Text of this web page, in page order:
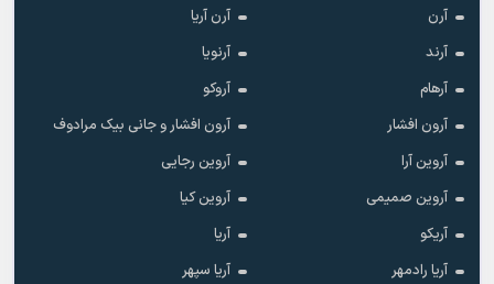
آرن
آرن آریا
آرند
آرنویا
آرهام
آروکو
آرون افشار
آرون افشار و جانی بیک مرادوف
آروین آرا
آروین رجایی
آروین صمیمی
آروین کیا
آریکو
آریا
آریا رادمهر
آریا سپهر